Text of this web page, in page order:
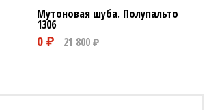
Мутоновая шуба. Полупальто
1306